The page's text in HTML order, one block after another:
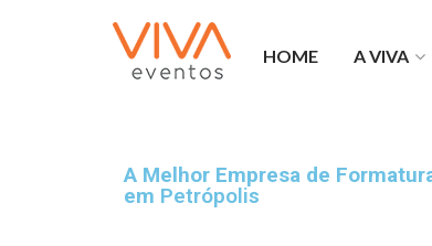
HOME
A VIVA
Franquias
A Melhor Empresa de
em Petrópolis